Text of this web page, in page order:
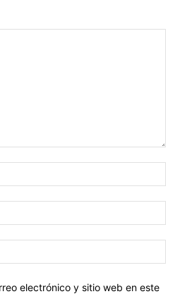
electrónico y sitio web en este